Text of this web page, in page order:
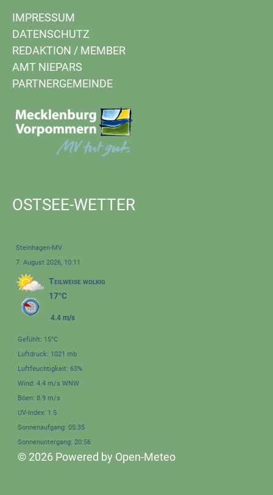
IMPRESSUM
DATENSCHUTZ
REDAKTION / MEMBER
AMT NIEPARS
PARTNERGEMEINDE
OSTSEE-WETTER
Steinhagen-MV
7. August 2026, 10:11
Teilweise wolkig
17°C
4.4 m/s
Gefühlt: 15°C
Luftdruck: 1021 mb
Luftfeuchtigkeit: 63%
Wind: 4.4 m/s WNW
Böen: 8.9 m/s
UV-Index: 1.5
Sonnenaufgang: 05:35
Sonnenuntergang: 20:56
© 2026 Powered by Open-Meteo